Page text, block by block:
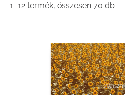
1–12 termék, összesen 70 db